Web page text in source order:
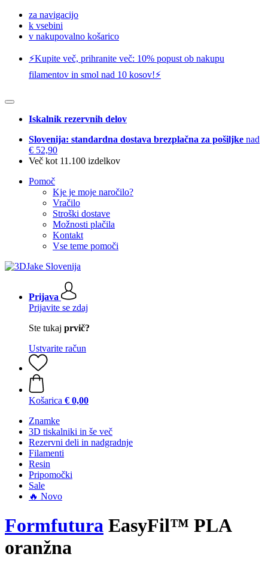
za navigacijo
k vsebini
v nakupovalno košarico
⚡️Kupite več, prihranite več: 10% popust ob nakupu
filamentov in smol nad 10 kosov!⚡️
Iskalnik rezervnih delov
Slovenija: standardna dostava brezplačna za pošiljke nad
€ 52,90
Več kot 11.100 izdelkov
Pomoč
Kje je moje naročilo?
Vračilo
Stroški dostave
Možnosti plačila
Kontakt
Vse teme pomoči
Prijava
Prijavite se zdaj
Ste tukaj prvič?
Ustvarite račun
Košarica € 0,00
Znamke
3D tiskalniki in še več
Rezervni deli in nadgradnje
Filamenti
Resin
Pripomočki
Sale
🔥 Novo
Formfutura EasyFil™ PLA
oranžna